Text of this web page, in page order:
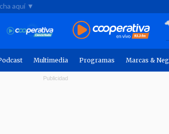
aquí ▼
Multimedia Programas Marcas &